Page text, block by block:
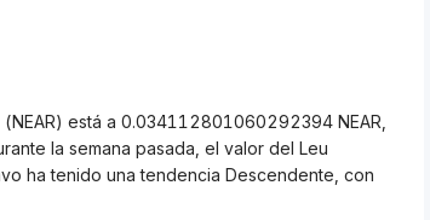
está a 0.034112801060292394 NEAR,
la semana pasada, el valor del Leu
ha tenido una tendencia Descendente, con